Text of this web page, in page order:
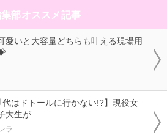
部オススメ記事
愛いと大容量どちらも叶える現場用
はドトールに行かない!?】現役女
大生が...
ラ